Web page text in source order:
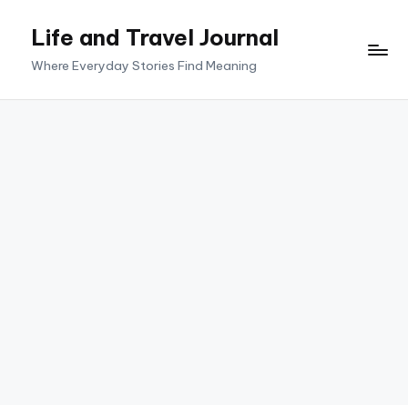
Life and Travel Journal
Where Everyday Stories Find Meaning